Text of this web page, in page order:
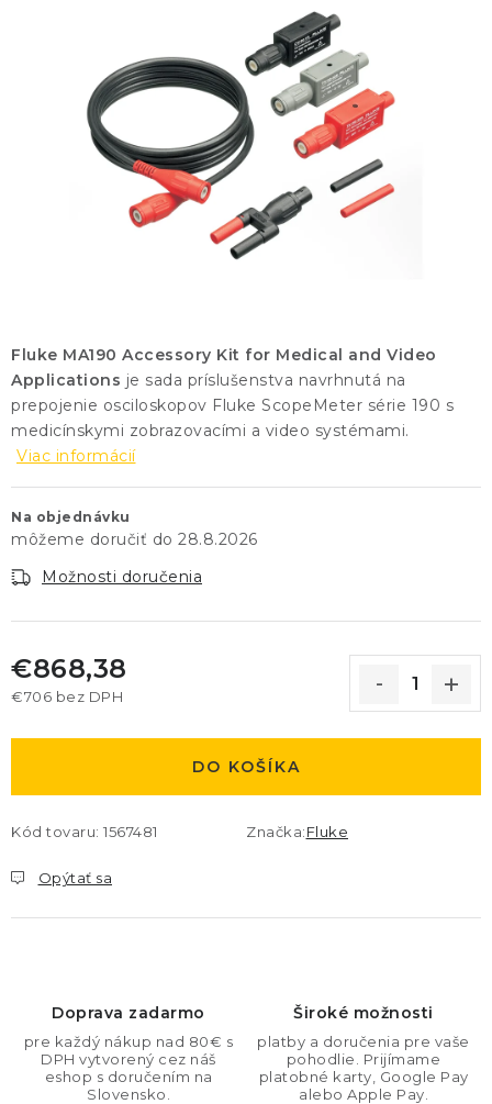
Obchodné podmienky GDPR Slovník pojmov
Fluke MA190 Accessory Kit for Medical and Video
Applications je sada príslušenstva navrhnutá na
prepojenie osciloskopov Fluke ScopeMeter série 190 s
medicínskymi zobrazovacími a video systémami.
Viac informácií
Na objednávku
28.8.2026
Možnosti doručenia
€868,38
€706 bez DPH
DO KOŠÍKA
Kód tovaru: 1567481 Značka:Fluke
Opýtať sa
Doprava zadarmo
pre každý nákup nad 80€ s
DPH vytvorený cez náš
eshop s doručením na
Slovensko.
Široké možnosti
platby a doručenia pre vaše
pohodlie. Prijímame
platobné karty, Google Pay
alebo Apple Pay.